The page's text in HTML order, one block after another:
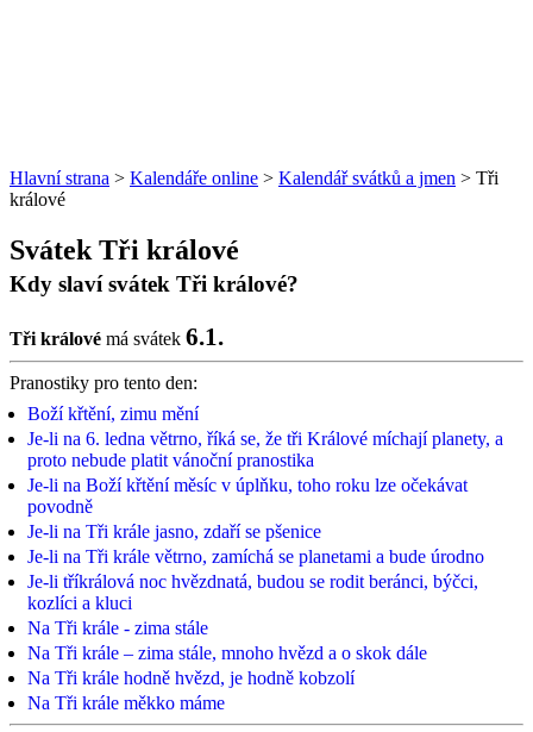
Hlavní strana > Kalendáře online > Kalendář svátků a jmen > Tři
králové
Svátek Tři králové
Kdy slaví svátek Tři králové?
Tři králové má svátek 6.1.
Pranostiky pro tento den:
Boží křtění, zimu mění
Je-li na 6. ledna větrno, říká se, že tři Králové míchají planety, a
proto nebude platit vánoční pranostika
Je-li na Boží křtění měsíc v úplňku, toho roku lze očekávat
povodně
Je-li na Tři krále jasno, zdaří se pšenice
Je-li na Tři krále větrno, zamíchá se planetami a bude úrodno
Je-li tříkrálová noc hvězdnatá, budou se rodit beránci, býčci,
kozlíci a kluci
Na Tři krále - zima stále
Na Tři krále – zima stále, mnoho hvězd a o skok dále
Na Tři krále hodně hvězd, je hodně kobzolí
Na Tři krále měkko máme